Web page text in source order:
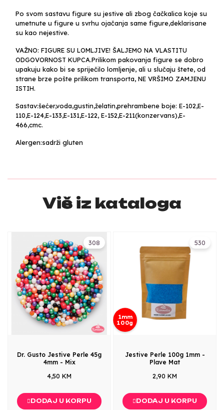
Po svom sastavu figure su jestive ali zbog čačkalica koje su
umetnute u figure u svrhu ojačanja same figure,deklarisane
su kao nejestive.
VAŽNO: FIGURE SU LOMLJIVE! ŠALJEMO NA VLASTITU
ODGOVORNOST KUPCA.Prilikom pakovanja figure se dobro
upakuju kako bi se spriječilo lomljenje, ali u slučaju štete, od
strane brze pošte prilikom transporta, NE VRŠIMO ZAMJENU
ISTIH.
Sastav:šećer,voda,gustin,želatin,prehrambene boje: E-102,E-
110,E-124,E-133,E-131,E-122, E-152,E-211(konzervans),E-
466,cmc.
Alergen:sadrži gluten
Više iz kataloga
308
Dr. Gusto Jestive Perle 45g
4mm - Mix
4,50 KM
DODAJ U KORPU
530
1mm
100g
Jestive Perle 100g 1mm -
Plave Mat
2,90 KM
DODAJ U KORPU